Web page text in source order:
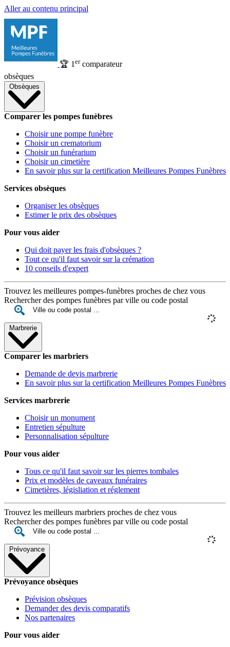
Aller au contenu principal
🏆 1 ercomparateur
obsèques
Obsèques
Comparer les pompes funèbres
Choisir une pompe funèbre
Choisir un crematorium
Choisir un funérarium
Choisir un cimetière
En savoir plus sur la certification Meilleures Pompes Funèbres
Services obsèques
Organiser les obsèques
Estimer le prix des obsèques
Pour vous aider
Qui doit payer les frais d'obsèques ?
Tout ce qu'il faut savoir sur la crémation
10 conseils d'expert
Trouvez les meilleures pompes-funèbres proches de chez vous
Rechercher des pompes funèbres par ville ou code postal
Marbrerie
Comparer les marbriers
Demande de devis marbrerie
En savoir plus sur la certification Meilleures Pompes Funèbres
Services marbrerie
Choisir un monument
Entretien sépulture
Personnalisation sépulture
Pour vous aider
Tous ce qu'il faut savoir sur les pierres tombales
Prix et modèles de caveaux funéraires
Cimetières, législiation et réglement
Trouvez les meilleurs marbriers proches de chez vous
Rechercher des pompes funèbres par ville ou code postal
Prévoyance
Prévoyance obsèques
Prévision obsèques
Demander des devis comparatifs
Nos partenaires
Pour vous aider